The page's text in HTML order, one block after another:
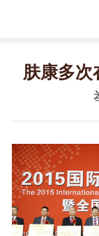
肤康多次